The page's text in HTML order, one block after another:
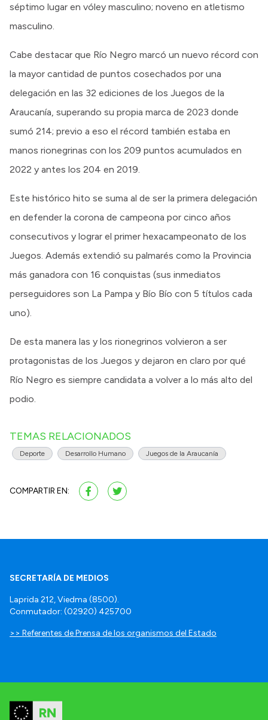
séptimo lugar en vóley masculino; noveno en atletismo
masculino.
Cabe destacar que Río Negro marcó un nuevo récord con
la mayor cantidad de puntos cosechados por una
delegación en las 32 ediciones de los Juegos de la
Araucanía, superando su propia marca de 2023 donde
sumó 214; previo a eso el récord también estaba en
manos rionegrinas con los 209 puntos acumulados en
2022 y antes los 204 en 2019.
Este histórico hito se suma al de ser la primera delegación
en defender la corona de campeona por cinco años
consecutivos y lograr el primer hexacampeonato de los
Juegos. Además extendió su palmarés como la Provincia
más ganadora con 16 conquistas (sus inmediatos
perseguidores son La Pampa y Bío Bío con 5 títulos cada
uno).
De esta manera las y los rionegrinos volvieron a ser
protagonistas de los Juegos y dejaron en claro por qué
Río Negro es siempre candidata a volver a lo más alto del
podio.
TEMAS RELACIONADOS
Deporte Desarrollo Humano Juegos de la Araucanía
COMPARTIR EN:
SECRETARÍA DE MEDIOS
Laprida 212, Viedma (8500).
Conmutador: (02920) 425700
>> Referentes de Prensa de los organismos del Estado